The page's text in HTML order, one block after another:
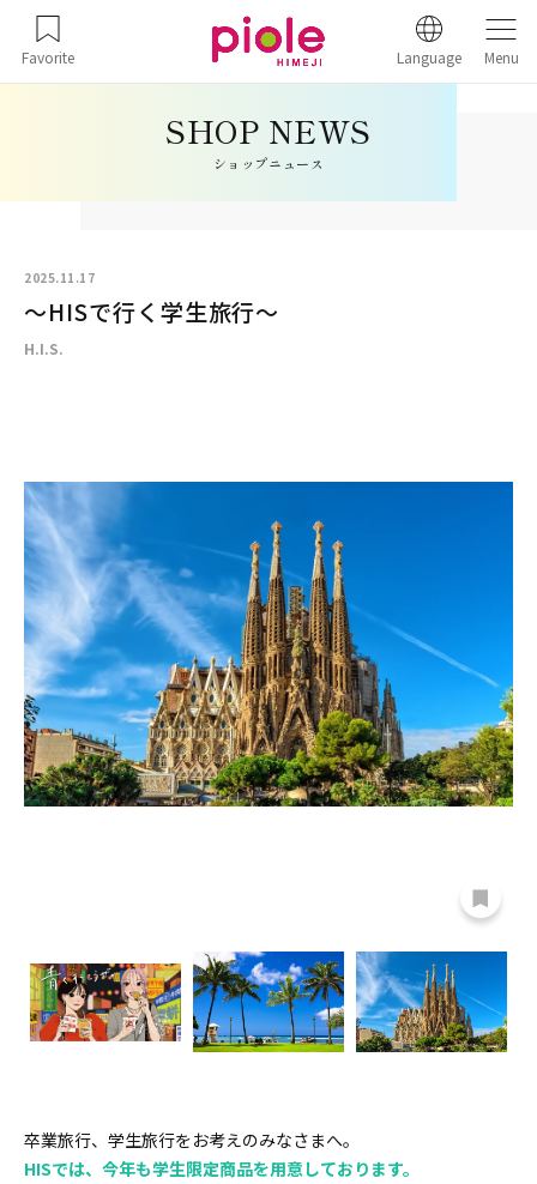
Favorite Language Menu
ショップニュース
2025.11.17
～HISで行く学生旅行～
H.I.S.
卒業旅行、学生旅行をお考えのみなさまへ。
HISでは、今年も学生限定商品を用意しております。